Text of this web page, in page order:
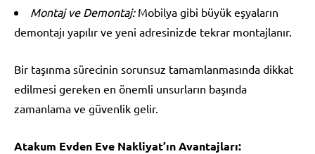
Montaj ve Demontaj:Mobilya gibi büyük eşyaların
demontajı yapılır ve yeni adresinizde tekrar montajlanır.
Bir taşınma sürecinin sorunsuz tamamlanmasında dikkat
edilmesi gereken en önemli unsurların başında
zamanlama ve güvenlik gelir.
Atakum Evden Eve Nakliyat’ın Avantajları: